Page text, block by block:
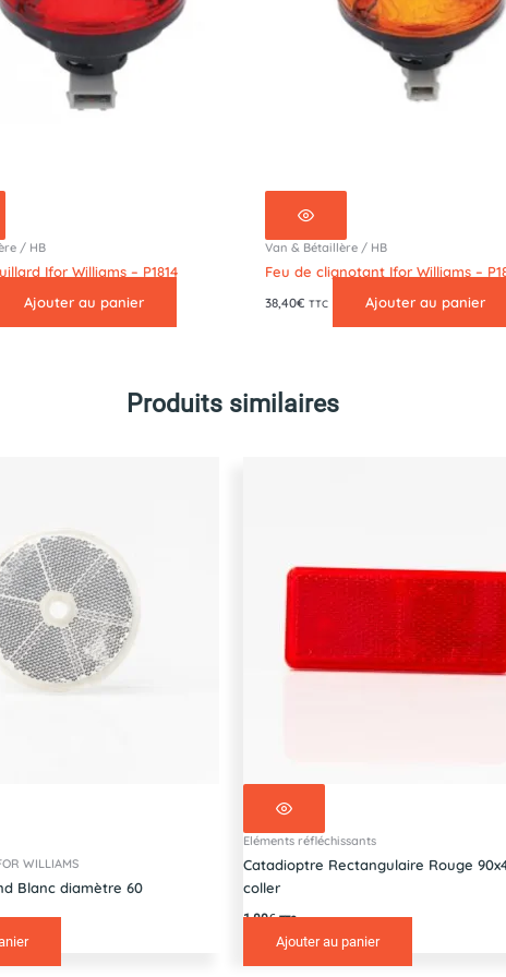
/ HB
Ifor Williams – P1814
Ajouter au panier
Van & Bétaillère / HB
Feu de clignotant Ifor Williams –
38,40€ TTC Ajouter au panier
Produits similaires
WILLIAMS
Blanc diamètre 60
Eléments réfléchissants
Catadioptre Rectangulaire Rouge
coller
1,80€ TTC
Ajouter au panier